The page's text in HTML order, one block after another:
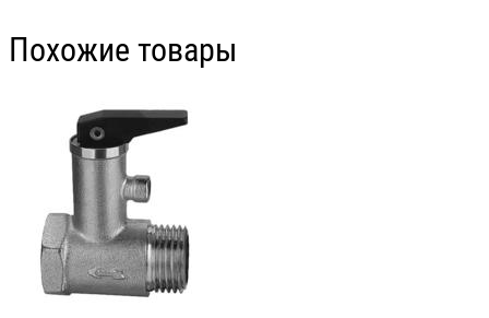
Похожие товары